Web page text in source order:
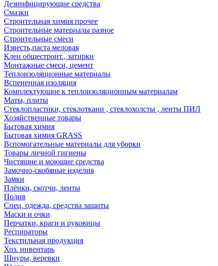
Дезинфицирующие средства
Смазки
Строительная химия прочее
Строительные материалы разное
Строительные смеси
Известь,паста меловая
Клеи общестроит., затирки
Монтажные смеси, цемент
Теплоизоляционные материалы
Вспененная изоляция
Комплектующие к теплоизоляционным материалам
Маты, плиты
Стеклопластики, стеклоткани , стеклохолсты , ленты ПИЛ
Хозяйственные товары
Бытовая химия
Бытовая химия GRASS
Вспомогательные материалы для уборки
Товары личной гигиены
Чистящие и моющие средства
Замочно-скобяные изделия
Замки
Плёнки, скотчи, ленты
Полив
Спец. одежда, средства защиты
Маски и очки
Перчатки, краги и руковицы
Респираторы
Текстильная продукция
Хоз. инвентарь
Шнуры, веревки